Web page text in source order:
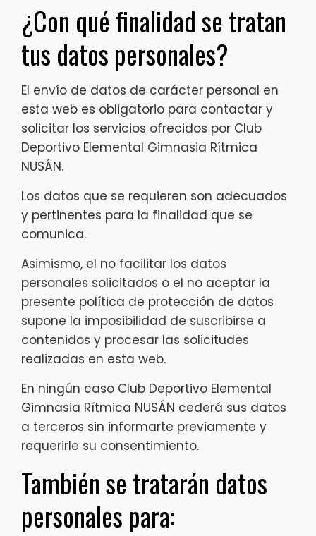
¿Con qué finalidad se tratan
tus datos personales?
El envío de datos de carácter personal en
esta web es obligatorio para contactar y
solicitar los servicios ofrecidos por Club
Deportivo Elemental Gimnasia Rítmica
NUSÁN.
Los datos que se requieren son adecuados
y pertinentes para la finalidad que se
comunica.
Asimismo, el no facilitar los datos
personales solicitados o el no aceptar la
presente política de protección de datos
supone la imposibilidad de suscribirse a
contenidos y procesar las solicitudes
realizadas en esta web.
En ningún caso Club Deportivo Elemental
Gimnasia Rítmica NUSÁN cederá sus datos
a terceros sin informarte previamente y
requerirle su consentimiento.
También se tratarán datos
personales para: